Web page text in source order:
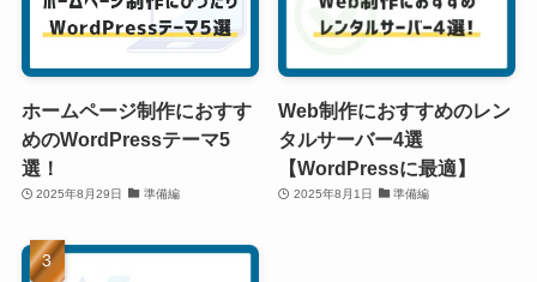
ホームページ制作におすす
めのWordPressテーマ5
選！
2025年8月29日 準備編
Web制作におすすめのレン
タルサーバー4選
【WordPressに最適】
2025年8月1日 準備編